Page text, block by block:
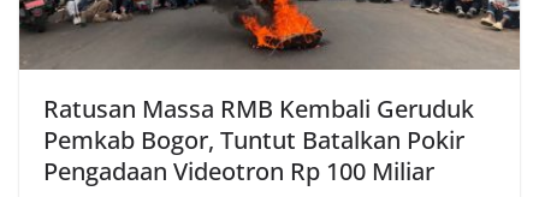
Ratusan Massa RMB Kembali Geruduk
Pemkab Bogor, Tuntut Batalkan Pokir
Pengadaan Videotron Rp 100 Miliar